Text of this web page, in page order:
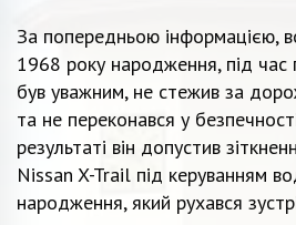
За попередньою інформацією,
1968 року народження, під час
був уважним, не стежив за
та не переконався у
результаті він допустив
Nissan X-Trail під керуванням
народження, який рухався